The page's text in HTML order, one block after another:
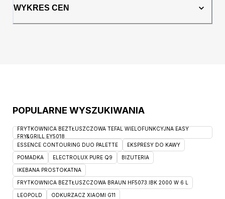
dekoracyjny, wprowadzając do wnętrza
wyjątkowy, harmonijny klimat. Szczegóły
WYKRES CEN
POPULARNE WYSZUKIWANIA
FRYTKOWNICA BEZTŁUSZCZOWA TEFAL WIELOFUNKCYJNA EASY
FRY&GRILL EY5018
ESSENCE CONTOURING DUO PALETTE
EKSPRESY DO KAWY
POMADKA ELECTROLUX PURE Q9 BIZUTERIA
IKEBANA PROSTOKATNA
FRYTKOWNICA BEZTŁUSZCZOWA BRAUN HF5073.IBK 2000 W 6 L
LEOPOLD ODKURZACZ XIAOMI G11